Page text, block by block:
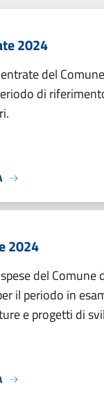
2024
del
di
2024
del
il periodo in
e progetti di